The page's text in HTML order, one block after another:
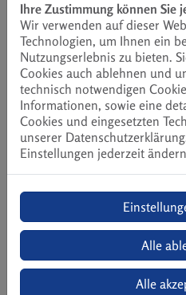
Telefon
Betreff
Nachricht
Ihre Zustimmung können Sie
Wir verwenden auf dieser
Technologien, um Ihnen ein
Nutzungserlebnis zu bieten.
Cookies auch ablehnen und
technisch notwendigen
Informationen, sowie eine
Cookies und eingesetzten
unserer
Einstellungen jederzeit
Alle
Alle